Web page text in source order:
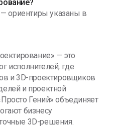
— ориентиры указаны в
— это
исполнителей, где
и 3D-проектировщиков
и проектной
Гений» объединяет
бизнесу
3D-решения.